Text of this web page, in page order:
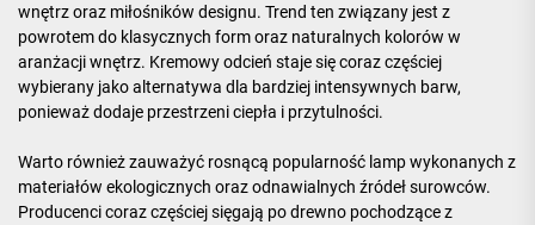
wnętrz oraz miłośników designu. Trend ten związany jest z
powrotem do klasycznych form oraz naturalnych kolorów w
aranżacji wnętrz. Kremowy odcień staje się coraz częściej
wybierany jako alternatywa dla bardziej intensywnych barw,
ponieważ dodaje przestrzeni ciepła i przytulności.
Warto również zauważyć rosnącą popularność lamp wykonanych z
materiałów ekologicznych oraz odnawialnych źródeł surowców.
Producenci coraz częściej sięgają po drewno pochodzące z